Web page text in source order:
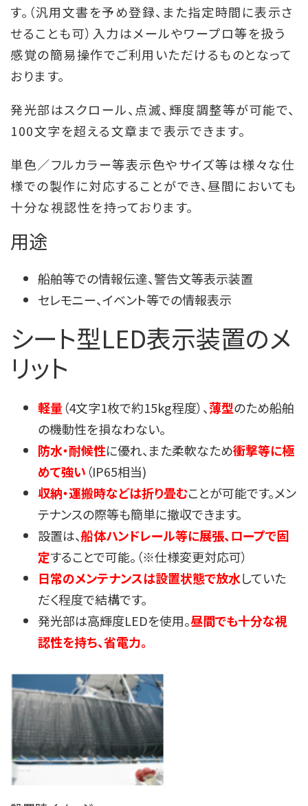
す。（汎用文書を予め登録、また指定時間に表示さ
せることも可）入力はメールやワープロ等を扱う
感覚の簡易操作でご利用いただけるものとなって
おります。
発光部はスクロール、点滅、輝度調整等が可能で、
100文字を超える文章まで表示できます。
単色／フルカラー等表示色やサイズ等は様々な仕
様での製作に対応することができ、昼間においても
十分な視認性を持っております。
用途
船舶等での情報伝達、警告文等表示装置
セレモニー、イベント等での情報表示
シート型LED表示装置のメ
リット
軽量（4文字1枚で約15kg程度）、薄型のため船舶
の機動性を損なわない。
防水・耐候性に優れ、また柔軟なため衝撃等に極
めて強い（IP65相当)
収納・運搬時などは折り畳むことが可能です。メン
テナンスの際等も簡単に撤収できます。
設置は、船体ハンドレール等に展張、ロープで固
定することで可能。（※仕様変更対応可）
日常のメンテナンスは設置状態で放水していた
だく程度で結構です。
発光部は高輝度LEDを使用。昼間でも十分な視
認性を持ち、省電力。